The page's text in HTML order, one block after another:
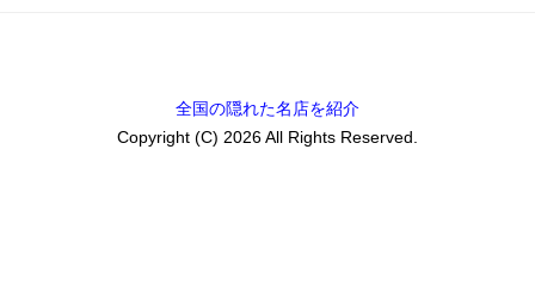
全国の隠れた名店を紹介
Copyright (C) 2026 All Rights Reserved.